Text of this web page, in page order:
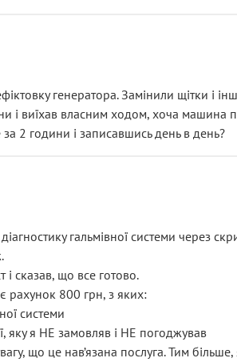
генератора. Замінили щітки і
і виїхав власним ходом, хоча машина
2 години і записавшись день в день?
гальмівної системи через
і сказав, що все готово.
рахунок 800 грн, з яких:
системи
яку я НЕ замовляв і НЕ погоджував
що це нав’язана послуга. Тим